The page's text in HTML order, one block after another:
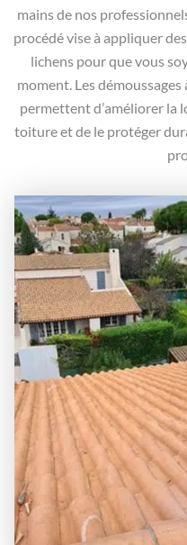
mains de nos
procédé vise à appliquer
lichens pour que vous
moment. Les
permettent d’améliorer la
toiture et de le protéger